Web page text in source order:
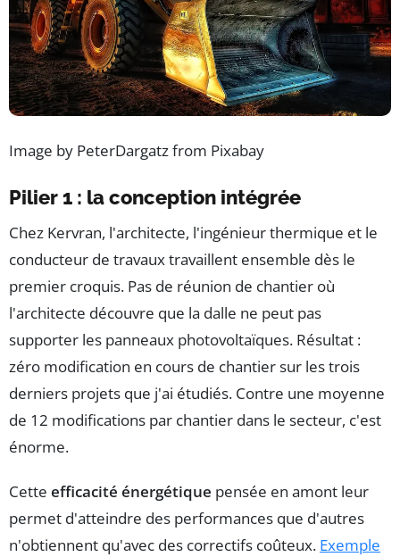
Image by PeterDargatz from Pixabay
Pilier 1 : la conception intégrée
Chez Kervran, l'architecte, l'ingénieur thermique et le
conducteur de travaux travaillent ensemble dès le
premier croquis. Pas de réunion de chantier où
l'architecte découvre que la dalle ne peut pas
supporter les panneaux photovoltaïques. Résultat :
zéro modification en cours de chantier sur les trois
derniers projets que j'ai étudiés. Contre une moyenne
de 12 modifications par chantier dans le secteur, c'est
énorme.
Cette efficacité énergétique pensée en amont leur
permet d'atteindre des performances que d'autres
n'obtiennent qu'avec des correctifs coûteux. Exemple